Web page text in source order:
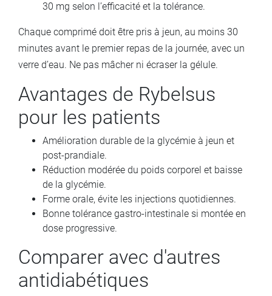
30 mg selon l’efficacité et la tolérance.
Chaque comprimé doit être pris à jeun, au moins 30
minutes avant le premier repas de la journée, avec un
verre d’eau. Ne pas mâcher ni écraser la gélule.
Avantages de Rybelsus
pour les patients
Amélioration durable de la glycémie à jeun et
post-prandiale.
Réduction modérée du poids corporel et baisse
de la glycémie.
Forme orale, évite les injections quotidiennes.
Bonne tolérance gastro-intestinale si montée en
dose progressive.
Comparer avec d'autres
antidiabétiques